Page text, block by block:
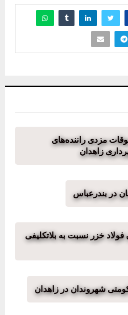
مزدی راننده‌های
زاهدان
در بندرعباس
خزر نسبت به بلاتکلیفی
شهروندان در زاهدان